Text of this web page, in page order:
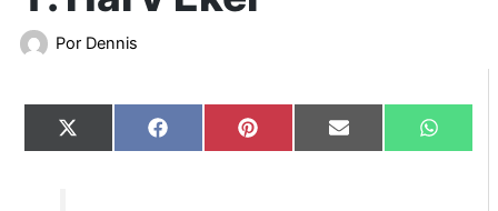
Por Dennis
Compartir
en
X
(Twitter)
Compartir
en
Facebook Compartir
en
Pinterest Compartir
en
Email
en